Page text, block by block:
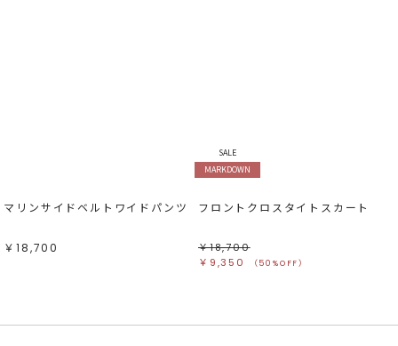
マリンサイドベルトワイドパンツ
￥18,700
SALE
MARKDOWN
フロントクロスタイトスカート
￥18,700
￥9,350
（50%OFF）